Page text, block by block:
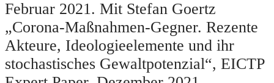
Februar 2021. Mit Stefan Goertz
„Corona-Maßnahmen-Gegner. Rezente
Akteure, Ideologieelemente und ihr
stochastisches Gewaltpotenzial“, EICTP